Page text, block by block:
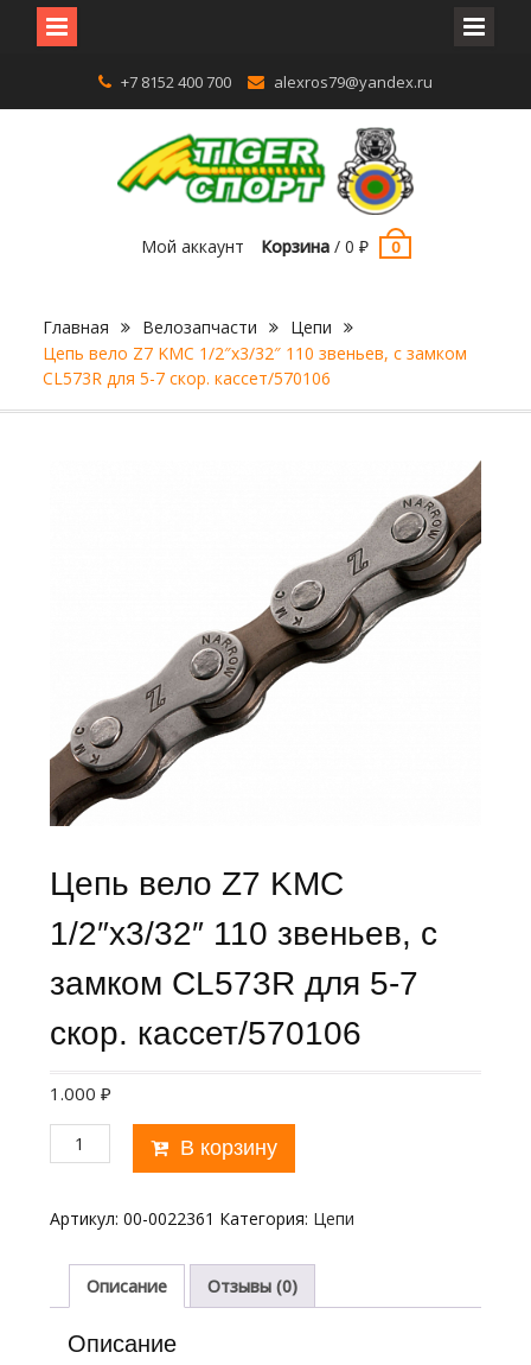
содержимому
+7 8152 400 700 alexros79@yandex.ru
Мой аккаунт Корзина /0₽ 0
Главная Велозапчасти
Цепи
Цепь вело Z7 KMC 1/2″х3/32″ 110 звеньев, с замком
CL573R для 5-7 скор. кассет/570106
Цепь вело Z7 KMC
1/2″х3/32″ 110 звеньев, с
замком CL573R для 5-7
скор. кассет/570106
1.000 ₽
Количество
товара
вело
Z7
KMC
1/2"х3/32"
110
звеньев,
В корзину
Артикул: 00-0022361 Категория: Цепи
Описание Отзывы (0)
Описание